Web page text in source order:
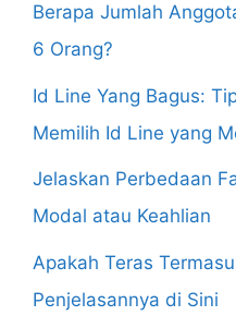
Berapa Jumlah
6 Orang?
Id Line Yang Bagus:
Memilih Id Line yang
Jelaskan Perbedaan
Modal atau Keahlian
Apakah Teras
Penjelasannya di Sini